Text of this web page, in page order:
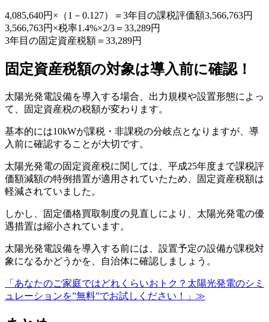
4,085,640円×（1－0.127）＝3年目の課税評価額3,566,763円
3,566,763円×税率1.4%×2/3＝33,289円
3年目の固定資産税額＝33,289円
固定資産税額の対象は導入前に確認！
太陽光発電設備を導入する場合、出力規模や設置形態によっ
て、固定資産税の税額が変わります。
基本的には10kWが課税・非課税の分岐点となりますが、導
入前に確認することが大切です。
太陽光発電の固定資産税に関しては、平成25年度まで課税評
価額減額の特例措置が適用されていたため、固定資産税額は
軽減されていました。
しかし、固定価格買取制度の見直しにより、太陽光発電の優
遇措置は縮小されています。
太陽光発電設備を導入する前には、設置予定の設備が課税対
象になるかどうかを、自治体に確認しましょう。
「あなたのご家庭ではどれくらいおトク？太陽光発電のシミ
ュレーションを”無料”でお試しください！」≫